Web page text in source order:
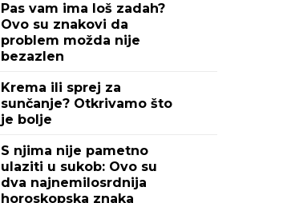
Pas vam ima loš zadah?
Ovo su znakovi da
problem možda nije
bezazlen
Krema ili sprej za
sunčanje? Otkrivamo što
je bolje
S njima nije pametno
ulaziti u sukob: Ovo su
dva najnemilosrdnija
horoskopska znaka